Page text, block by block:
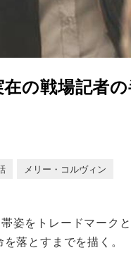
の戦場記者
メリー・コルヴィン
姿をトレードマーク
落とすまでを描く。